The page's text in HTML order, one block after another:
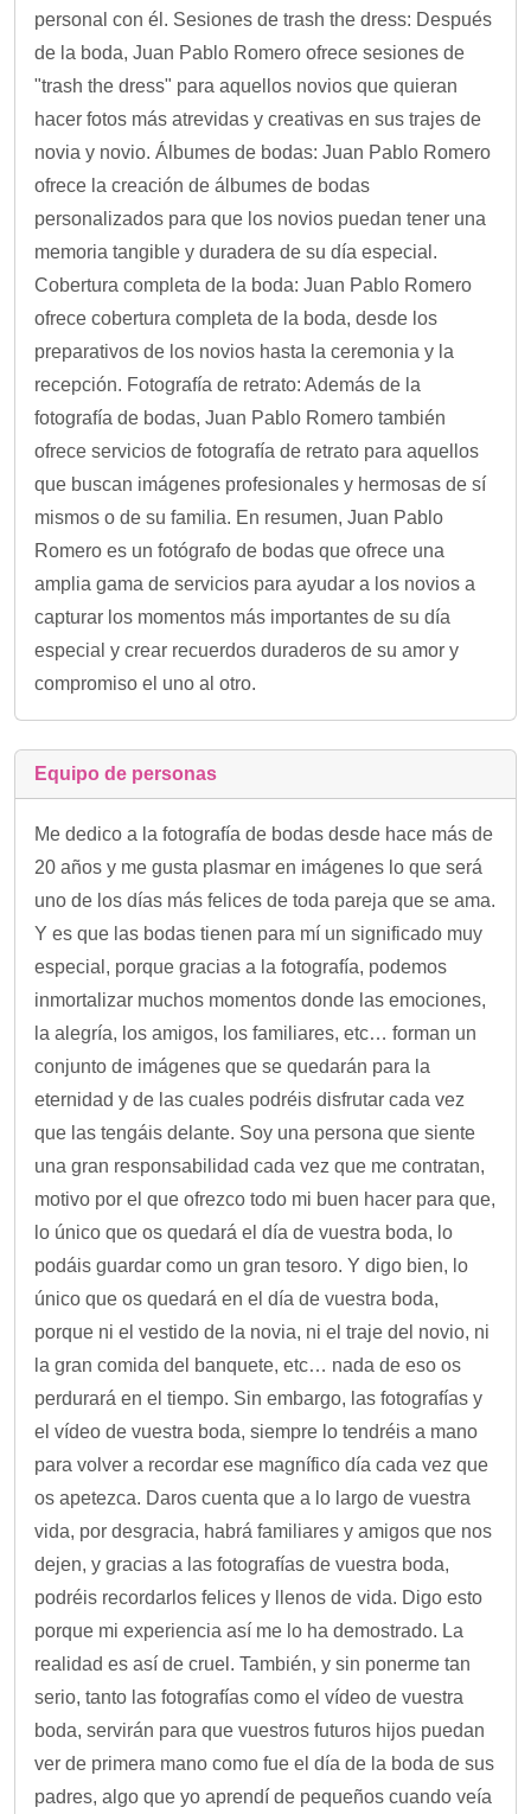
personal con él. Sesiones de trash the dress: Después
de la boda, Juan Pablo Romero ofrece sesiones de
"trash the dress" para aquellos novios que quieran
hacer fotos más atrevidas y creativas en sus trajes de
novia y novio. Álbumes de bodas: Juan Pablo Romero
ofrece la creación de álbumes de bodas
personalizados para que los novios puedan tener una
memoria tangible y duradera de su día especial.
Cobertura completa de la boda: Juan Pablo Romero
ofrece cobertura completa de la boda, desde los
preparativos de los novios hasta la ceremonia y la
recepción. Fotografía de retrato: Además de la
fotografía de bodas, Juan Pablo Romero también
ofrece servicios de fotografía de retrato para aquellos
que buscan imágenes profesionales y hermosas de sí
mismos o de su familia. En resumen, Juan Pablo
Romero es un fotógrafo de bodas que ofrece una
amplia gama de servicios para ayudar a los novios a
capturar los momentos más importantes de su día
especial y crear recuerdos duraderos de su amor y
compromiso el uno al otro.
Equipo de personas
Me dedico a la fotografía de bodas desde hace más de
20 años y me gusta plasmar en imágenes lo que será
uno de los días más felices de toda pareja que se ama.
Y es que las bodas tienen para mí un significado muy
especial, porque gracias a la fotografía, podemos
inmortalizar muchos momentos donde las emociones,
la alegría, los amigos, los familiares, etc… forman un
conjunto de imágenes que se quedarán para la
eternidad y de las cuales podréis disfrutar cada vez
que las tengáis delante. Soy una persona que siente
una gran responsabilidad cada vez que me contratan,
motivo por el que ofrezco todo mi buen hacer para que,
lo único que os quedará el día de vuestra boda, lo
podáis guardar como un gran tesoro. Y digo bien, lo
único que os quedará en el día de vuestra boda,
porque ni el vestido de la novia, ni el traje del novio, ni
la gran comida del banquete, etc… nada de eso os
perdurará en el tiempo. Sin embargo, las fotografías y
el vídeo de vuestra boda, siempre lo tendréis a mano
para volver a recordar ese magnífico día cada vez que
os apetezca. Daros cuenta que a lo largo de vuestra
vida, por desgracia, habrá familiares y amigos que nos
dejen, y gracias a las fotografías de vuestra boda,
podréis recordarlos felices y llenos de vida. Digo esto
porque mi experiencia así me lo ha demostrado. La
realidad es así de cruel. También, y sin ponerme tan
serio, tanto las fotografías como el vídeo de vuestra
boda, servirán para que vuestros futuros hijos puedan
ver de primera mano como fue el día de la boda de sus
padres, algo que yo aprendí de pequeños cuando veía